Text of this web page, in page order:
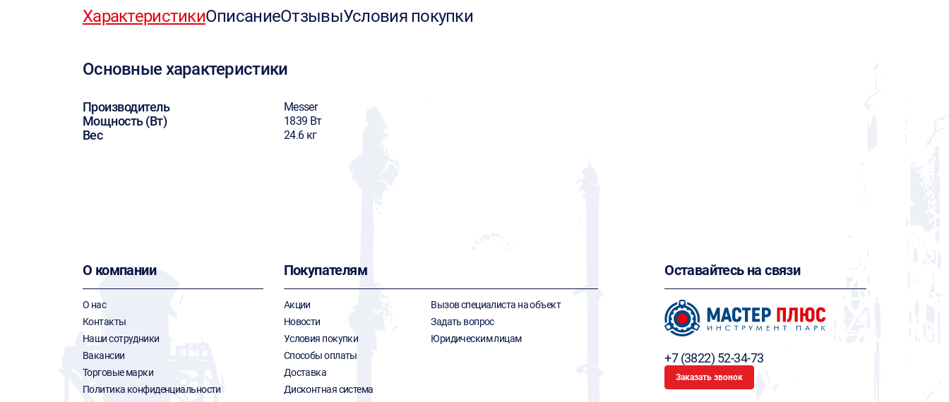
ХарактеристикиОписаниеОтзывыУсловия покупки
Основные характеристики
Производитель Messer
Мощность (Вт) 1839 Вт
Вес 24.6 кг
О компании
О нас
Контакты
Наши сотрудники
Вакансии
Торговые марки
Политика конфиденциальности
Покупателям
Акции
Новости
Условия покупки
Способы оплаты
Доставка
Дисконтная система
Вызов специалиста на объект
Задать вопрос
Юридическим лицам
Оставайтесь на связи
+7 (3822) 52-34-73
Заказать звонок